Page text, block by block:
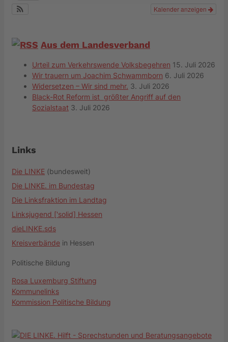
Kalender anzeigen
Aus dem Landesverband
Urteil zum Verkehrswende Volksbegehren 15. Juli 2026
Wir trauern um Joachim Schwammborn 6. Juli 2026
Widersetzen – Wir sind mehr. 3. Juli 2026
Black-Rot Reform ist größter Angriff auf den
Sozialstaat 3. Juli 2026
Links
Die LINKE (bundesweit)
Die LINKE. im Bundestag
Die Linksfraktion im Landtag
Linksjugend ['solid] Hessen
dieLINKE.sds
Kreisverbände in Hessen
Politische Bildung
Rosa Luxemburg Stiftung
Kommunelinks
Kommission Politische Bildung